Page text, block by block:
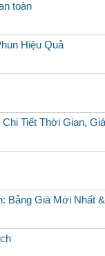
toàn
Hiệu Quả
Tiết Thời Gian,
Bảng Giá Mới Nhất